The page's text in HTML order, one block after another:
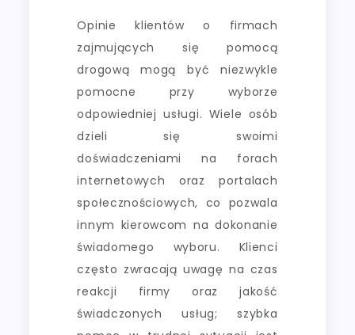
Opinie klientów o firmach
zajmujących się pomocą
drogową mogą być niezwykle
pomocne przy wyborze
odpowiedniej usługi. Wiele osób
dzieli się swoimi
doświadczeniami na forach
internetowych oraz portalach
społecznościowych, co pozwala
innym kierowcom na dokonanie
świadomego wyboru. Klienci
często zwracają uwagę na czas
reakcji firmy oraz jakość
świadczonych usług; szybka